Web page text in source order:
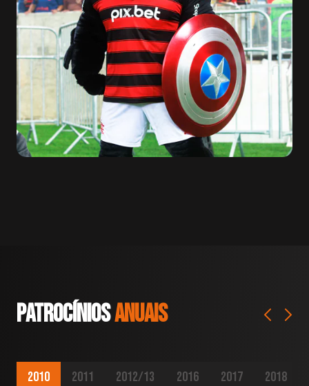
patrocíniosanuais
2010 2011 2012/13 2016 2017 2018